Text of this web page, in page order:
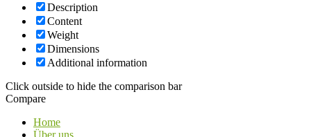
Description
Content
Weight
Dimensions
Additional information
Click outside to hide the comparison bar
Compare
Home
Über uns